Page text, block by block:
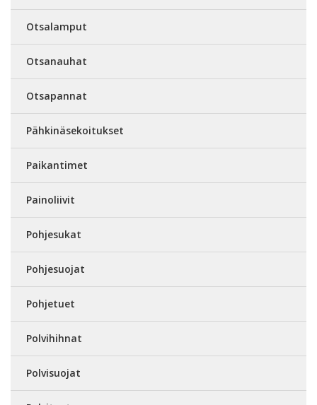
Otsalamput
Otsanauhat
Otsapannat
Pähkinäsekoitukset
Paikantimet
Painoliivit
Pohjesukat
Pohjesuojat
Pohjetuet
Polvihihnat
Polvisuojat